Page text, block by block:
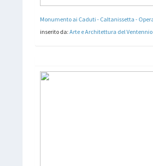
inserito da: Arte e Architettura del Ventennio